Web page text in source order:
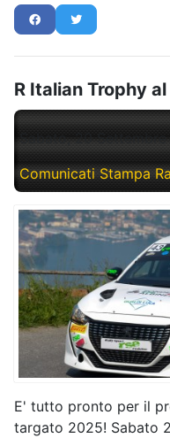
R Italian Trophy
Sabato, 20
Comunicati Stampa
E' tutto pronto per il
targato 2025! Sabato